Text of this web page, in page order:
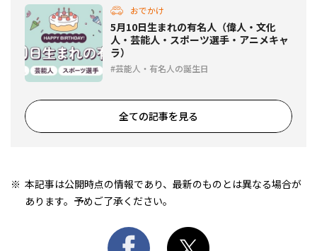
おでかけ
5月10日生まれの有名人（偉人・文化
人・芸能人・スポーツ選手・アニメキャ
ラ）
芸能人・有名人の誕生日
全ての記事を見る
本記事は公開時点の情報であり、最新のものとは異なる場合が
あります。予めご了承ください。